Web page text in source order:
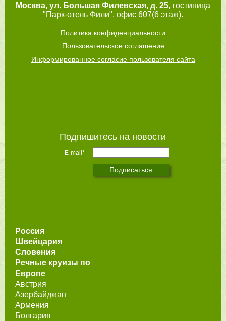
Москва, ул. Большая Филевская, д. 25, гостиница
"Парк-отель Фили", офис 607(6 этаж).
Политика конфиденциальности
Пользовательское соглашение
Информированное согласие пользователя сайта
Подпишитесь на новости
E-mail*
Россия
Швейцария
Словения
Речные круизы по
Европе
Австрия
Азербайджан
Армения
Болгария